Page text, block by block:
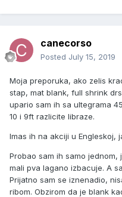
canecorso
Posted July 15, 2019
Moja preporuka, ako zelis
stap, mat blank, full shrink
upario sam ih sa ultegrama
10 i 9ft razlicite libraze.
Imas ih na akciji u Engleskoj,
Probao sam ih samo jednom,
mali pva lagano izbacuje. A
Prijatno sam se iznenadio,
ribom. Obzirom da je blank